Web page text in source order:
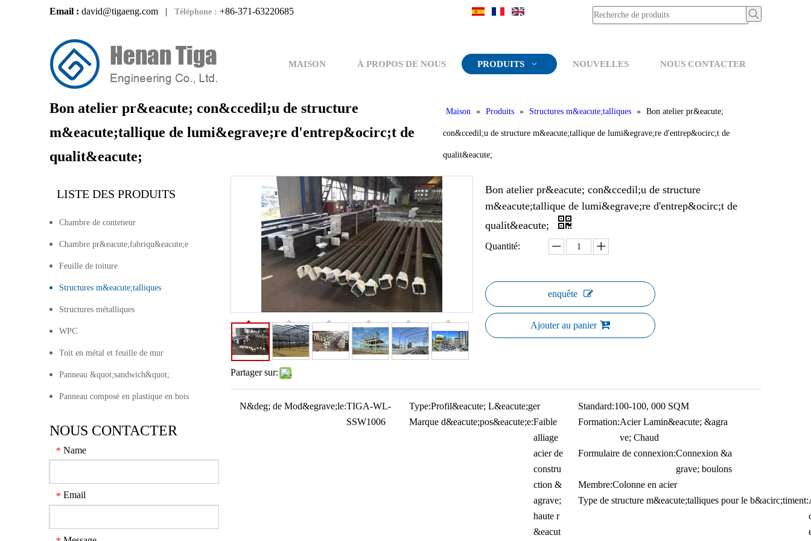
Email : david@tigaeng.com | Téléphone : +86-371-63220685
MAISON À PROPOS DE NOUS PRODUITS NOUVELLES NOUS CONTACTER
Bon atelier pr&eacute; con&ccedil;u de structure
m&eacute;tallique de lumi&egrave;re d'entrep&ocirc;t de
qualit&eacute;
Maison » Produits » Structures m&eacute;talliques » Bon atelier pr&eacute;
con&ccedil;u de structure m&eacute;tallique de lumi&egrave;re d'entrep&ocirc;t de
qualit&eacute;
LISTE DES PRODUITS
Chambre de conteneur
Chambre pr&eacute;fabriqu&eacute;e
Feuille de toiture
Structures m&eacute;talliques
Structures métalliques
WPC
Toit en métal et feuille de mur
Panneau &quot;sandwich&quot;
Panneau composé en plastique en bois
NOUS CONTACTER
* Name
* Email
Partager sur:
Bon atelier pr&eacute; con&ccedil;u de structure
m&eacute;tallique de lumi&egrave;re d'entrep&ocirc;t de
qualit&eacute;
Quantité:
enquête
Ajouter au panier
N&deg; de Mod&egrave;le:TIGA-WL-
SSW1006
Type:Profil&eacute; L&eacute;ger Standard:100-100, 000 SQM
Marque d&eacute;pos&eacute;e:Faible
alliage
acier de
constru
ction &
agrave;
haute r
&eacut
Formation:Acier Lamin&eacute; &agra
ve; Chaud
Formulaire de connexion:Connexion &a
grave; boulons
Membre:Colonne en acier
Type de structure m&eacute;talliques pour le b&acirc;timent: